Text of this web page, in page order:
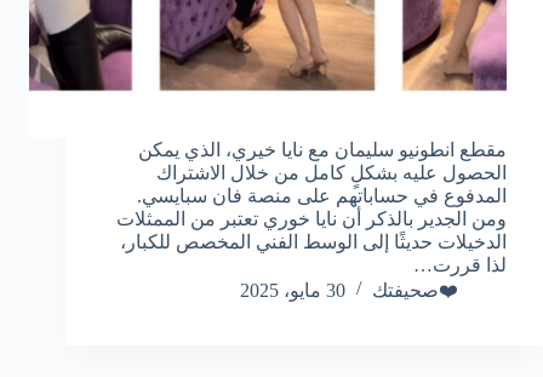
مقطع انطونيو سليمان مع نايا خيري، الذي يمكن
الحصول عليه بشكلٍ كامل من خلال الاشتراك
المدفوع في حساباتهم على منصة فان سبايسي.
ومن الجدير بالذكر أن نايا خوري تعتبر من الممثلات
الدخيلات حديثًا إلى الوسط الفني المخصص للكبار،
لذا قررت…
❤️صحيفتك
30 مايو، 2025